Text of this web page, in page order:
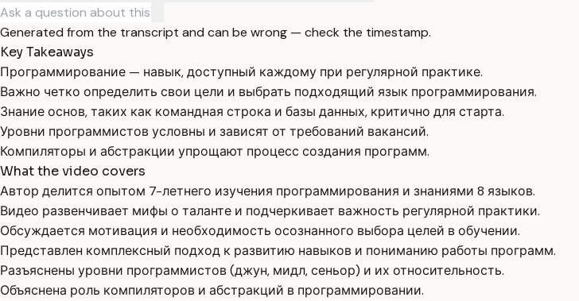
Generated from the transcript and can be wrong — check the timestamp.
Key Takeaways
Программирование — навык, доступный каждому при регулярной практике.
Важно четко определить свои цели и выбрать подходящий язык программирования.
Знание основ, таких как командная строка и базы данных, критично для старта.
Уровни программистов условны и зависят от требований вакансий.
Компиляторы и абстракции упрощают процесс создания программ.
What the video covers
Автор делится опытом 7-летнего изучения программирования и знаниями 8 языков.
Видео развенчивает мифы о таланте и подчеркивает важность регулярной практики.
Обсуждается мотивация и необходимость осознанного выбора целей в обучении.
Представлен комплексный подход к развитию навыков и пониманию работы программ.
Разъяснены уровни программистов (джун, мидл, сеньор) и их относительность.
Объяснена роль компиляторов и абстракций в программировании.